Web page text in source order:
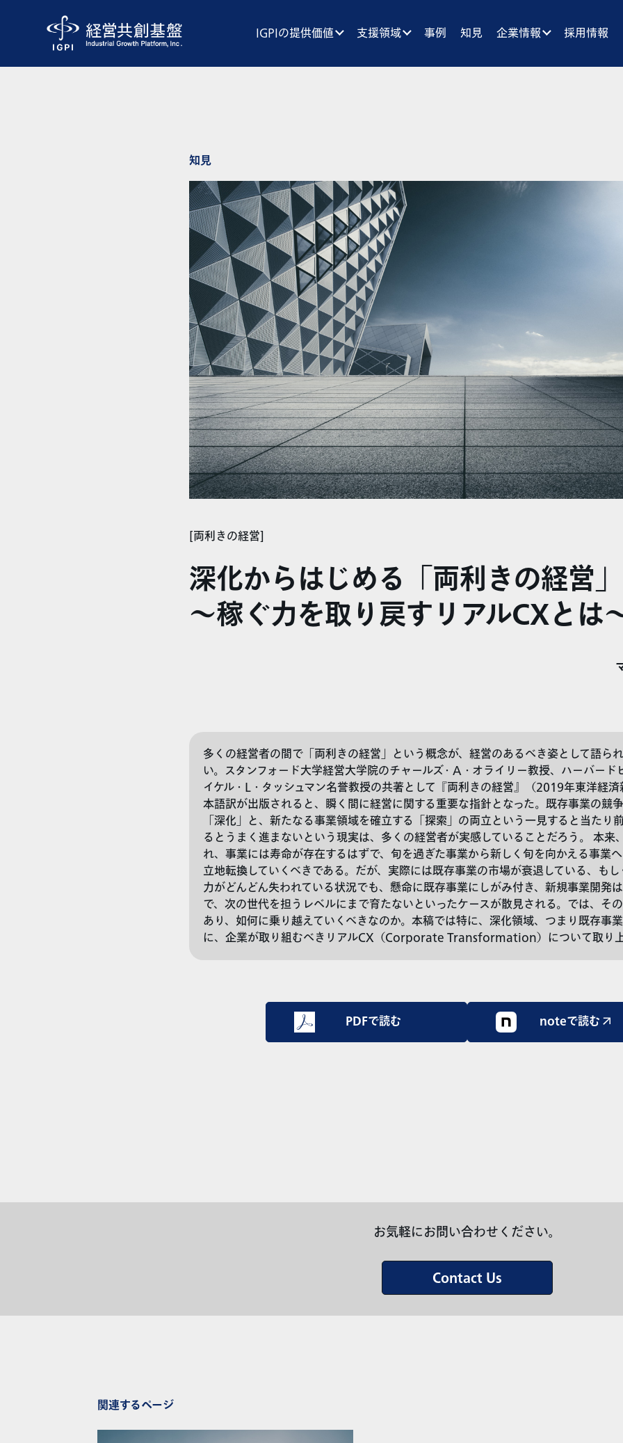
IGPIの提供価値 支援領域 事例 知見 企業情報 採用情報
知見
[両利きの経営]
深化からはじめる「両利きの経営
～稼ぐ力を取り戻すリアルCXとは
多くの経営者の間で「両利きの経営」という概念が、経営のあるべき姿として語ら
い。スタンフォード大学経営大学院のチャールズ・A・オライリー教授、ハーバード
イケル・L・タッシュマン名誉教授の共著として『両利きの経営』（2019年東洋経
本語訳が出版されると、瞬く間に経営に関する重要な指針となった。既存事業の競
「深化」と、新たなる事業領域を確立する「探索」の両立という一見すると当たり
るとうまく進まないという現実は、多くの経営者が実感していることだろう。 本来
れ、事業には寿命が存在するはずで、旬を過ぎた事業から新しく旬を向かえる事業
立地転換していくべきである。だが、実際には既存事業の市場が衰退している、も
力がどんどん失われている状況でも、懸命に既存事業にしがみ付き、新規事業開発
で、次の世代を担うレベルにまで育たないといったケースが散見される。では、そ
あり、如何に乗り越えていくべきなのか。本稿では特に、深化領域、つまり既存事
に、企業が取り組むべきリアルCX（Corporate Transformation）について取り
noteで読む ↗
PDFで読む
お気軽にお問い合わせください。
Contact Us
関連するページ